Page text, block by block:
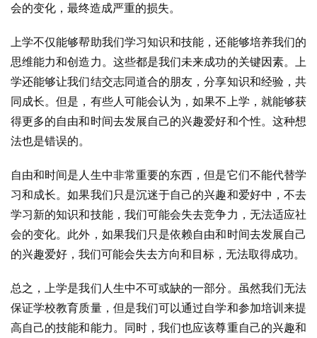
会的变化，最终造成严重的损失。
上学不仅能够帮助我们学习知识和技能，还能够培养我们的
思维能力和创造力。这些都是我们未来成功的关键因素。上
学还能够让我们结交志同道合的朋友，分享知识和经验，共
同成长。但是，有些人可能会认为，如果不上学，就能够获
得更多的自由和时间去发展自己的兴趣爱好和个性。这种想
法也是错误的。
自由和时间是人生中非常重要的东西，但是它们不能代替学
习和成长。如果我们只是沉迷于自己的兴趣和爱好中，不去
学习新的知识和技能，我们可能会失去竞争力，无法适应社
会的变化。此外，如果我们只是依赖自由和时间去发展自己
的兴趣爱好，我们可能会失去方向和目标，无法取得成功。
总之，上学是我们人生中不可或缺的一部分。虽然我们无法
保证学校教育质量，但是我们可以通过自学和参加培训来提
高自己的技能和能力。同时，我们也应该尊重自己的兴趣和